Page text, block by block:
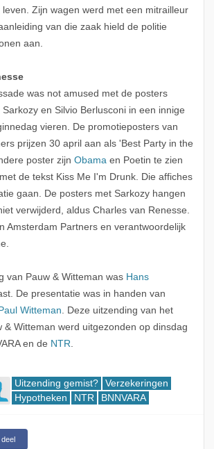
Zijn wagen werd met een mitrailleur
van die zaak hield de politie
aan.
was not amused met de posters
en Silvio Berlusconi in een innige
vieren. De promotieposters van
prijzen 30 april aan als 'Best Party in the
poster zijn Obamaen Poetin te zien
de tekst Kiss Me I'm Drunk. Die affiches
gaan. De posters met Sarkozy hangen
verwijderd, aldus Charles van Renesse.
Amsterdam Partners en verantwoordelijk
van Pauw & Witteman was Hans
De presentatie was in handen van
Paul Witteman. Deze uitzending van het
& Witteman werd uitgezonden op dinsdag
en de NTR.
Uitzending gemist?
Verzekeringen
Hypotheken
NTR BNNVARA
deel